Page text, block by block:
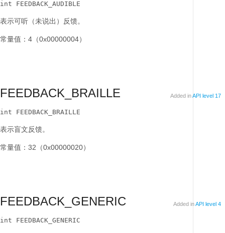
int FEEDBACK_AUDIBLE
表示可听（未说出）反馈。
常量值：4（0x00000004）
FEEDBACK_BRAILLE Added inAPI level 17
int FEEDBACK_BRAILLE
表示盲文反馈。
常量值：32（0x00000020）
FEEDBACK_GENERIC Added inAPI level 4
int FEEDBACK_GENERIC